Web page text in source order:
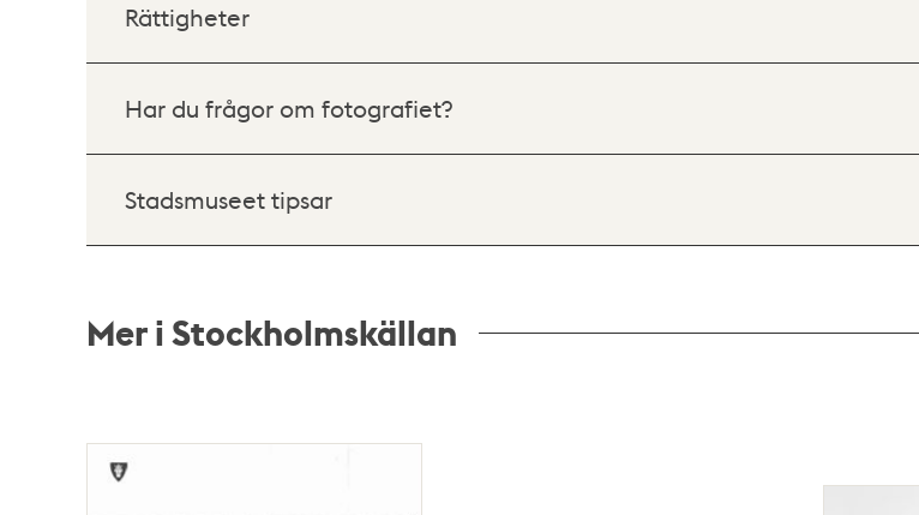
Rättigheter
Har du frågor om fotografiet?
Stadsmuseet tipsar
Mer i Stockholmskällan
och